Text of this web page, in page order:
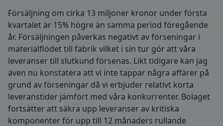
Försäljning om cirka 13 miljoner kronor under första
kvartalet är 15% högre än samma period föregående
år. Försäljningen påverkas negativt av förseningar i
materialflödet till fabrik vilket i sin tur gör att våra
leveranser till slutkund försenas. Likt tidigare kan jag
även nu konstatera att vi inte tappar några affärer på
grund av förseningar då vi erbjuder relativt korta
leveranstider jämfört med våra konkurrenter. Bolaget
fortsätter att säkra upp leveranser av kritiska
komponenter för upp till 12 månaders rullande